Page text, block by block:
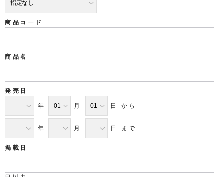
商品コード
商品名
発売日
年 月 日 から
年 月 日 まで
掲載日